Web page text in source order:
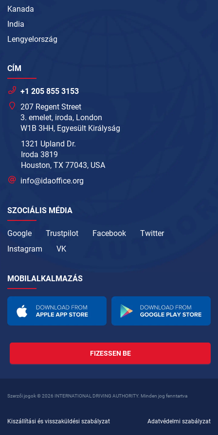
Kanada
India
Lengyelország
CÍM
+1 205 855 3153
207 Regent Street
3. emelet, iroda, London
W1B 3HH, Egyesült Királyság
1321 Upland Dr.
Iroda 3819
Houston, TX 77043, USA
info@idaoffice.org
SZOCIÁLIS MÉDIA
Google Trustpilot Facebook
Twitter
Instagram
VK
MOBILALKALMAZÁS
FIZESSEN BE
Szerzői jogok © 2026 INTERNATIONAL DRIVING AUTHORITY. Minden jog fenntartva
Kiszállítási és visszaküldési szabályzat Adatvédelmi szabályzat